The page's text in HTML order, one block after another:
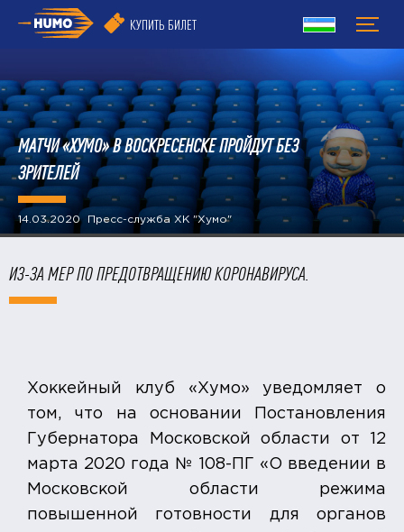
КУПИТЬ БИЛЕТ
МАТЧИ «ХУМО» В ВОСКРЕСЕНСКЕ ПРОЙДУТ БЕЗ
ЗРИТЕЛЕЙ
14.03.2020 Пресс-служба ХК "Хумо"
ИЗ-ЗА МЕР ПО ПРЕДОТВРАЩЕНИЮ КОРОНАВИРУСА.
Хоккейный клуб «Хумо» уведомляет о
том, что на основании Постановления
Губернатора Московской области от 12
марта 2020 года № 108-ПГ «О введении в
Московской области режима
повышенной готовности для органов